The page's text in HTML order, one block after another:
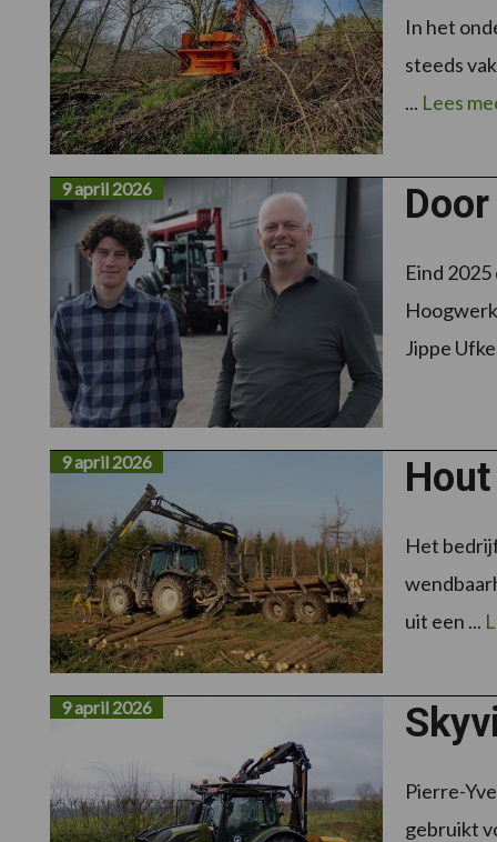
In het
steeds
... Lees
9 april 2026
Eind
Jippe
9 april 2026
Het
uit een ...
9 april 2026
Pierre-
gebruikt